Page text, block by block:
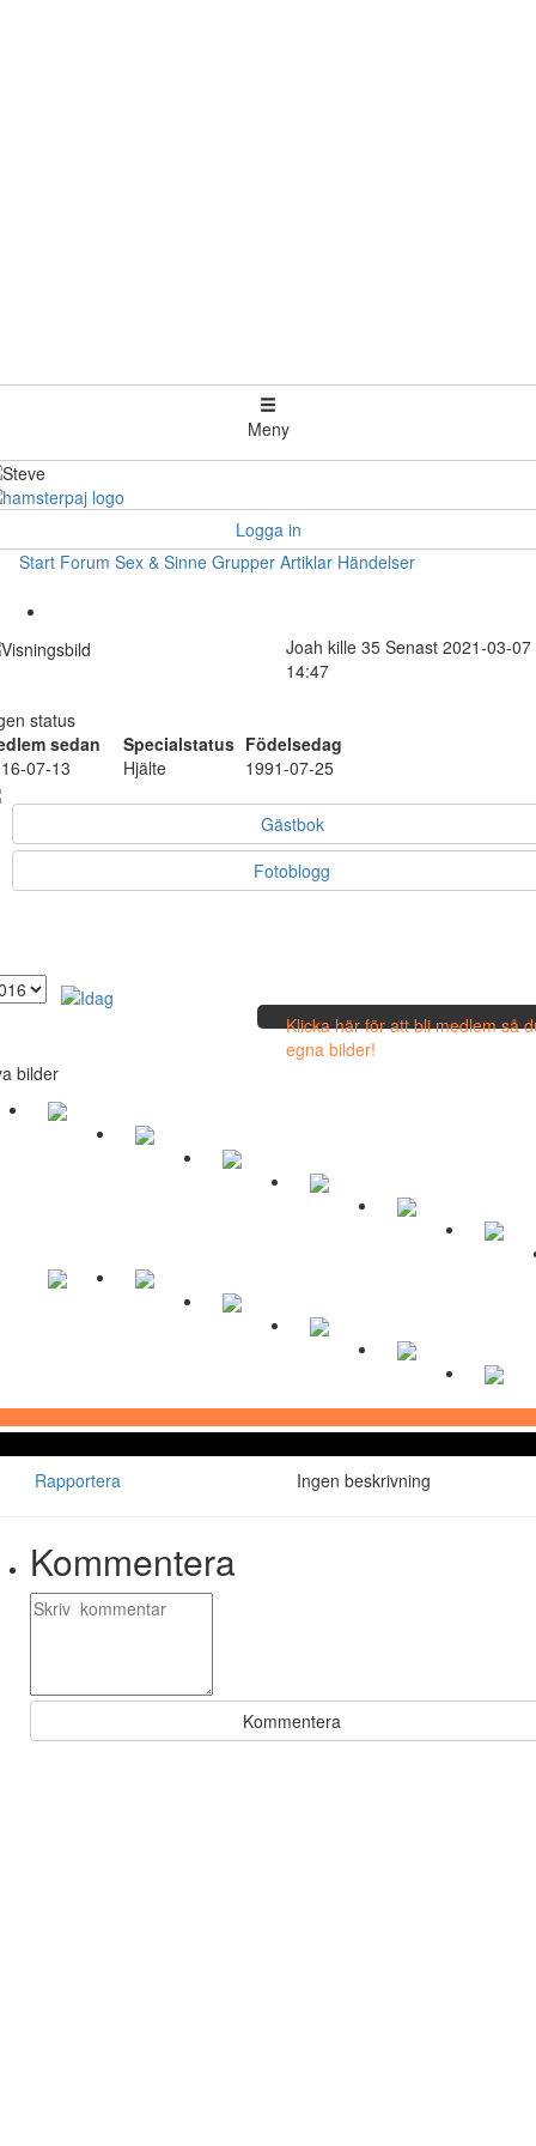
Meny
Logga in
Start Forum Sex & Sinne Grupper Artiklar Händelser
Joah kille 35 Senast 2021-03-07
14:47
status
sedan
Specialstatus Födelsedag
07-13
Hjälte 1991-07-25
Gästbok
Fotoblogg
Klicka här för att bli medlem så
egna bilder!
bilder
Rapportera Ingen beskrivning
Kommentera
Kommentera